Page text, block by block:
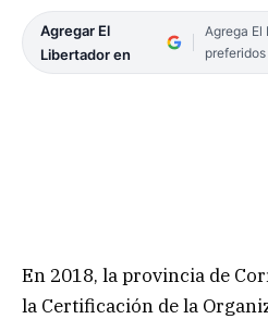
Agregar El
Libertador en
Agrega El
En 2018, la provincia de
la Certificación de la